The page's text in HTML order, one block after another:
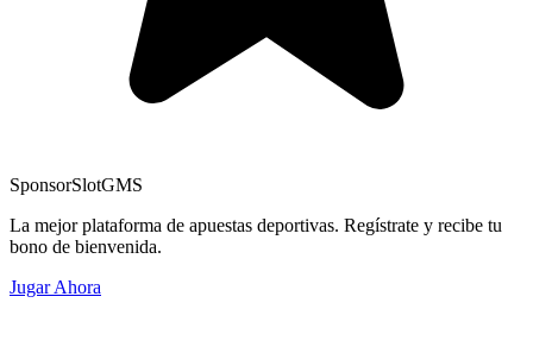
SponsorSlotGMS
La mejor plataforma de apuestas deportivas. Regístrate y recibe tu
bono de bienvenida.
Jugar Ahora